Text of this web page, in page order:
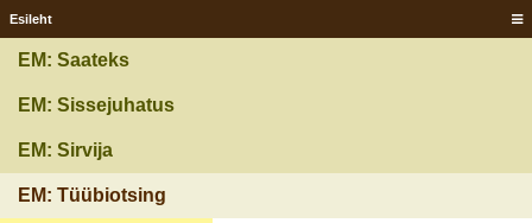
Esileht
EM: Saateks
EM: Sissejuhatus
EM: Sirvija
EM: Tüübiotsing
2393Valget sööb, musta
situb?Põlev peerg
2394Valgõ hatt, kirivä
2395Valgõ kerik verevä
Vana emmis, seitse
põrsast? Nädal ja seitse
päeva